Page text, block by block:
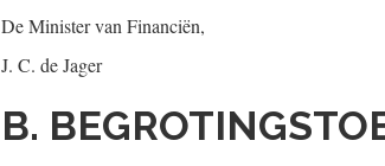
De Minister van Financiën,
J. C. de Jager
B.